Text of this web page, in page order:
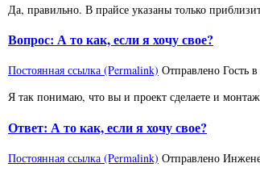
Да, правильно. В прайсе указаны только
Вопрос: А то как, если я хочу свое?
Постоянная ссылка (Permalink) Отправлено Гость в
Я так понимаю, что вы и проект сделаете и
Ответ: А то как, если я хочу свое?
Постоянная ссылка (Permalink) Отправлено